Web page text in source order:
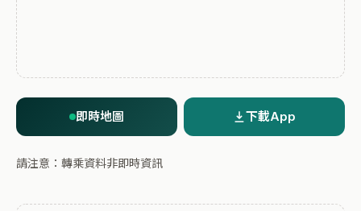
即時地圖 下載App
請注意：轉乘資料非即時資訊